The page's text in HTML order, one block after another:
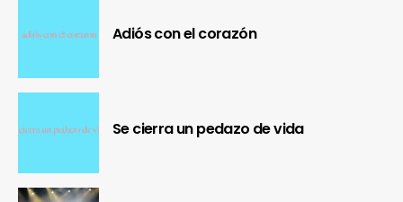
Adiós con el corazón
Se cierra un pedazo de vida